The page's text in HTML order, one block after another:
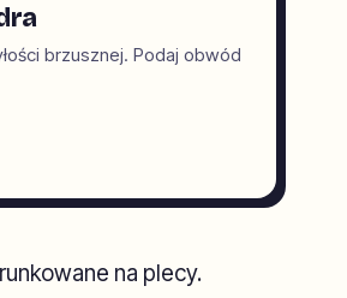
brzusznej. Podaj obwód
na plecy.